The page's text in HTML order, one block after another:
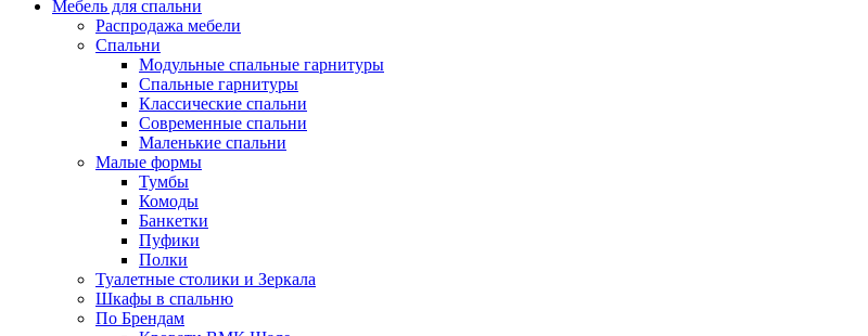
Мебель для спальни
Распродажа мебели
Спальни
Модульные спальные гарнитуры
Спальные гарнитуры
Классические спальни
Современные спальни
Маленькие спальни
Малые формы
Тумбы
Комоды
Банкетки
Пуфики
Полки
Туалетные столики и Зеркала
Шкафы в спальню
По Брендам